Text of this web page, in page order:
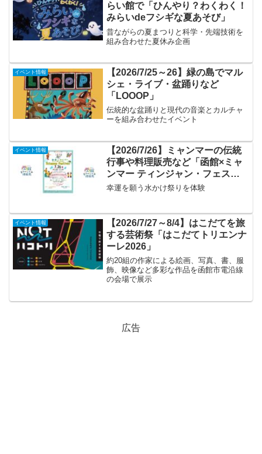
らい館で「ひんやり？わくわく！
みらいdeフシギな夏あそび」
昔ながらの夏まつりと科学・先端技術を
組み合わせた夏休み企画
イベント情報
【2026/7/25～26】緑の島でマル
シェ・ライブ・盆踊りなど
「LOOOP」
伝統的な盆踊りと現代の音楽とカルチャ
ーを組み合わせたイベント
イベント情報
【2026/7/26】ミャンマーの伝統
行事や料理販売など「函館×ミャ
ンマー ティンジャン・フェステ
ィバル2026」
幸運を願う水かけ祭りを体験
イベント情報
【2026/7/27～8/4】はこだてを旅
する芸術祭「はこだてトリエンナ
ーレ2026」
約20組の作家による絵画、写真、書、服
飾、映像など多彩な作品を函館市電沿線
の会場で展示
広告